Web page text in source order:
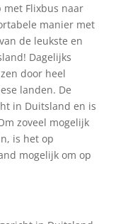
met Flixbus naar
manier met
de leukste en
Dagelijks
door heel
landen. De
in Duitsland en is
zoveel mogelijk
is het op
mogelijk om op